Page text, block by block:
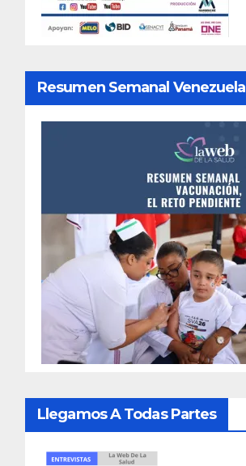
Resumen Semanal Venezuela
Llegamos A Todas Partes